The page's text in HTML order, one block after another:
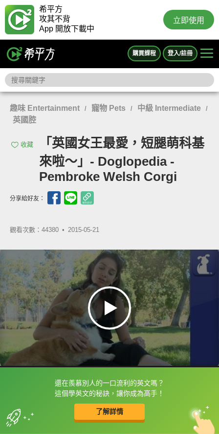
希平方
攻其不背
App 開放下載中
立即使用
購買課程 登入/註冊
趣味 Entertainment / 寵物 Pets / 中級 Intermediate /
英國腔
收藏
「英國女王最愛，短腿萌科基
來啦～」- Doglopedia -
Pembroke Welsh Corgi
分享給好友：
觀看次數：44380 • 2015-05-21
還在羨慕別人的一口流利的英文嗎？
這個學英文的秘訣，讓你成為高手！
了解詳情
框選或點兩下字幕可以直接查字典喔！
收錄佳句 中
英